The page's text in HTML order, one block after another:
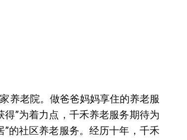
养老院。做爸爸妈妈享住的养老服
”为着力点，千禾养老服务期待为
的社区养老服务。经历十年，千禾